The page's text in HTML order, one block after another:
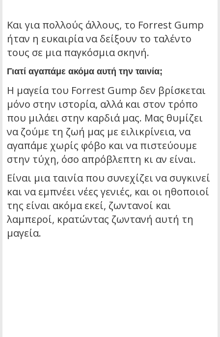
Και για πολλούς άλλους, το Forrest Gump
ήταν η ευκαιρία να δείξουν το ταλέντο
τους σε μια παγκόσμια σκηνή.
Γιατί αγαπάμε ακόμα αυτή την ταινία;
Η μαγεία του Forrest Gump δεν βρίσκεται
μόνο στην ιστορία, αλλά και στον τρόπο
που μιλάει στην καρδιά μας. Μας θυμίζει
να ζούμε τη ζωή μας με ειλικρίνεια, να
αγαπάμε χωρίς φόβο και να πιστεύουμε
στην τύχη, όσο απρόβλεπτη κι αν είναι.
Είναι μια ταινία που συνεχίζει να συγκινεί
και να εμπνέει νέες γενιές, και οι ηθοποιοί
της είναι ακόμα εκεί, ζωντανοί και
λαμπεροί, κρατώντας ζωντανή αυτή τη
μαγεία.